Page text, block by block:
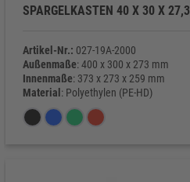
SPARGELKASTEN 40 X 30 X 27,3
Artikel-Nr.: 027-19A-2000
Außenmaße: 400 x 300 x 273 mm
Innenmaße: 373 x 273 x 259 mm
Material : Polyethylen (PE-HD)
Eigengewicht
: 1.300 g